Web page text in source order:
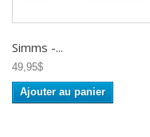
Simms -...
49,95$
Ajouter au panier